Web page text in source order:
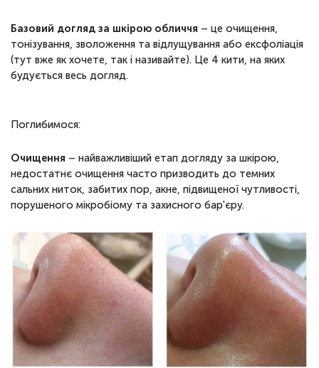
Базовий догляд за шкірою обличчя – це очищення,
тонізування, зволоження та відлущування або ексфоліація
(тут вже як хочете, так і називайте). Це 4 кити, на яких
будується весь догляд.
Поглибимося:
Очищення – найважливіший етап догляду за шкірою,
недостатнє очищення часто призводить до темних
сальних ниток, забитих пор, акне, підвищеної чутливості,
порушеного мікробіому та захисного бар'єру.